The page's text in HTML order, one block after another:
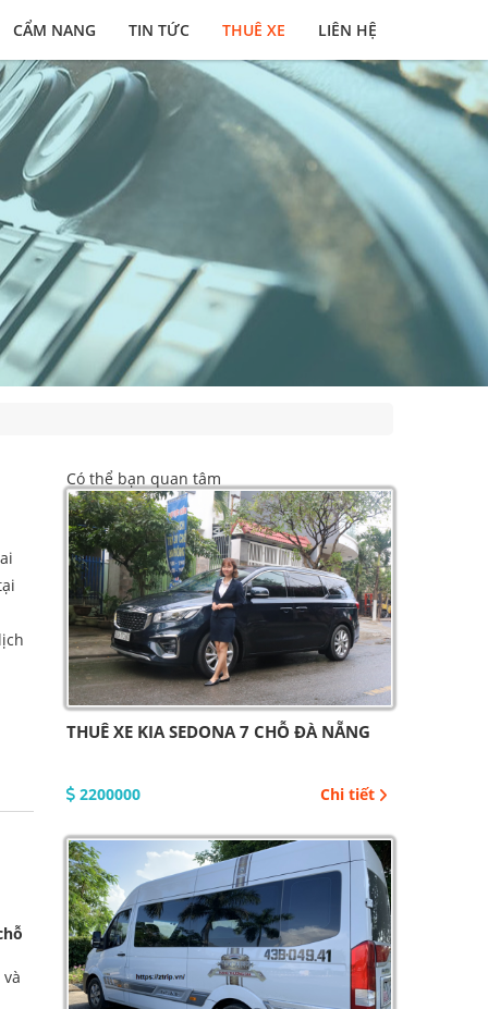
CẨM NANG TIN TỨC THUÊ XE LIÊN HỆ
Có thể bạn quan tâm
THUÊ XE KIA SEDONA 7 CHỖ ĐÀ NẴNG
2200000 Chi tiết